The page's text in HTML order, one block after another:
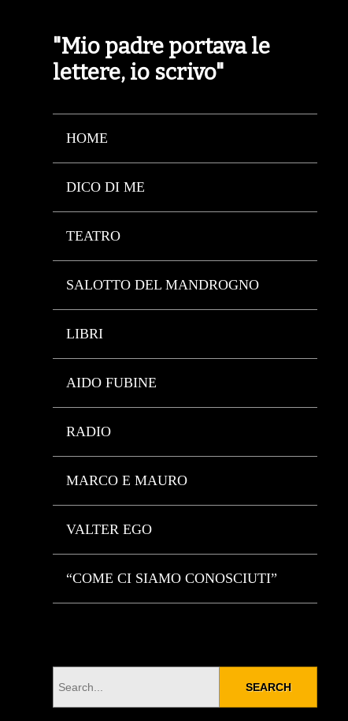
"Mio padre portava le
lettere, io scrivo"
HOME
DICO DI ME
TEATRO
SALOTTO DEL MANDROGNO
LIBRI
AIDO FUBINE
RADIO
MARCO E MAURO
VALTER EGO
“COME CI SIAMO CONOSCIUTI”